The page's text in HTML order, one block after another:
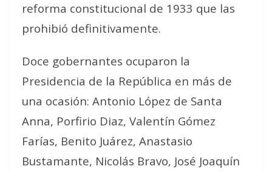
reforma constitucional de 1933 que las
prohibió definitivamente.
Doce gobernantes ocuparon la
Presidencia de la República en más de
una ocasión: Antonio López de Santa
Anna, Porfirio Diaz, Valentín Gómez
Farías, Benito Juárez, Anastasio
Bustamante, Nicolás Bravo, José Joaquín